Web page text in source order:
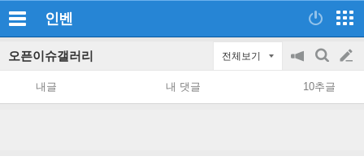
인벤
오픈이슈갤러리 전체보기
공
지
on/off
검
색
글
쓰
내글 내 댓글 10추글